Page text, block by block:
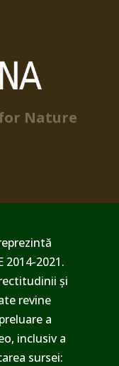
Nature
2014-2021.
și
revine
a
inclusiv a
sursei: